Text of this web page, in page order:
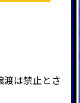
は禁止とさ